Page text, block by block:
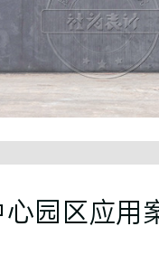
园区应用